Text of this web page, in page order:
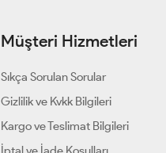
Müşteri Hizmetleri
Sıkça Sorulan Sorular
Gizlilik ve Kvkk Bilgileri
Kargo ve Teslimat Bilgileri